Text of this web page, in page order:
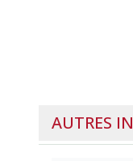
AUTRES